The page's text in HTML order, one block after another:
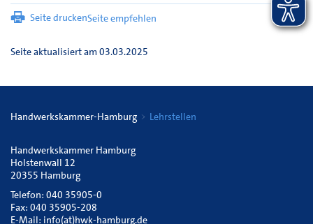
Seite druckenSeite empfehlen
Seite aktualisiert am 03.03.2025
Handwerkskammer-Hamburg Lehrstellen
Handwerkskammer Hamburg
Holstenwall 12
20355 Hamburg
Telefon: 040 35905-0
Fax: 040 35905-208
E-Mail: info(at)hwk-hamburg.de